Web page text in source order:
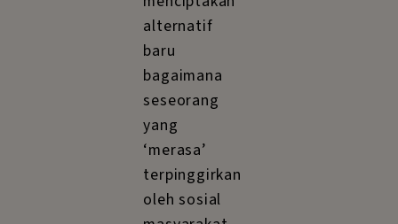
alternatif
baru
bagaimana
seseorang
yang
‘merasa’
terpinggirkan
oleh sosial